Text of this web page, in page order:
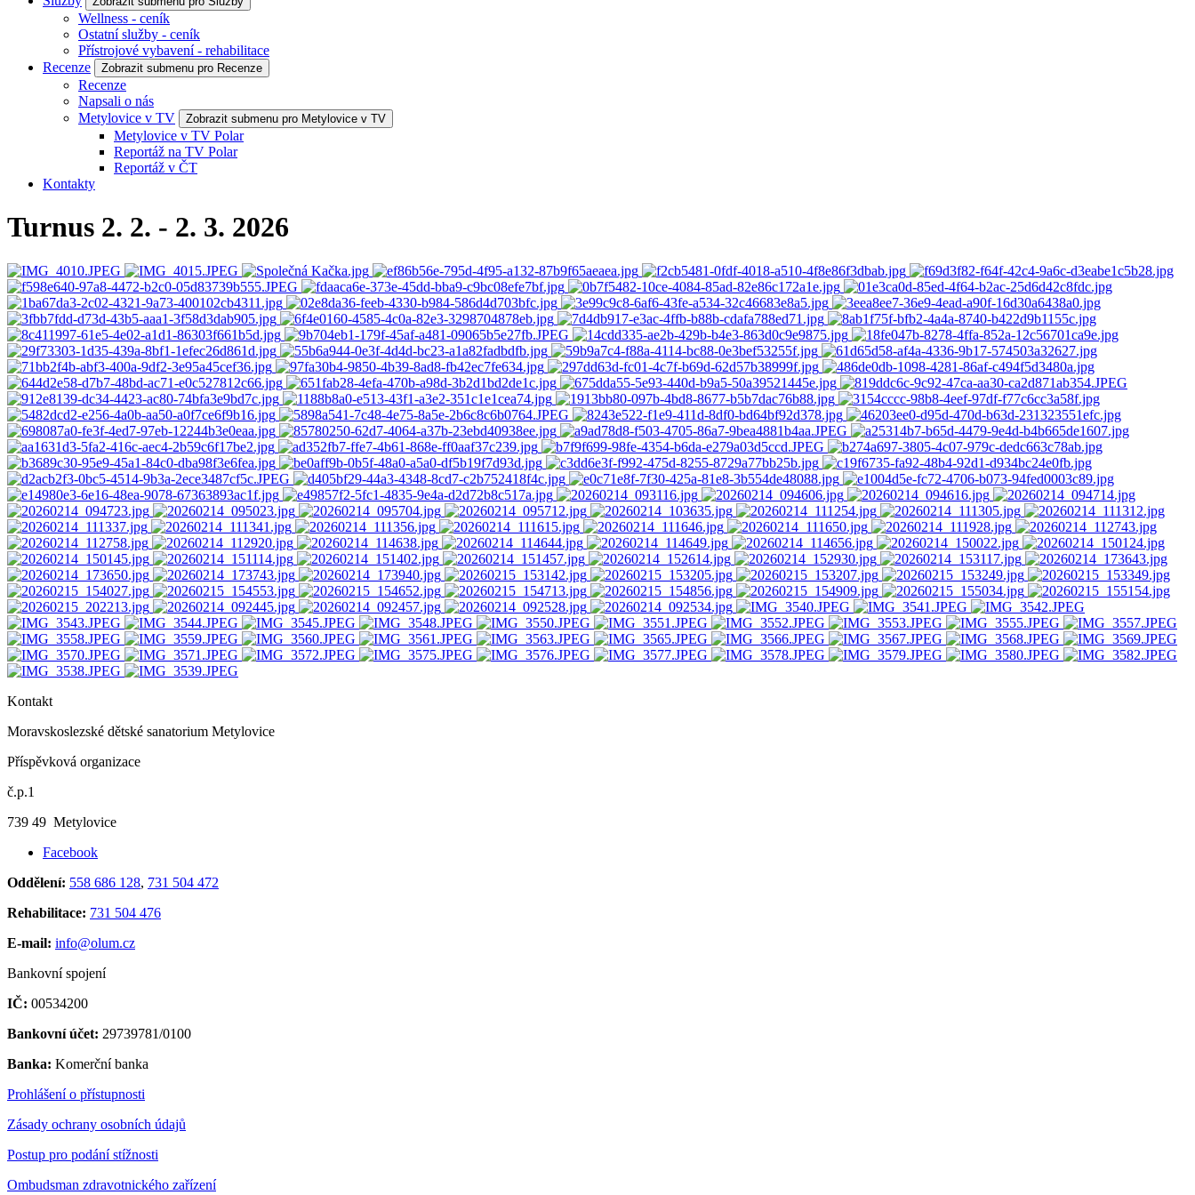
Wellness - ceník
Ostatní služby - ceník
Přístrojové vybavení - rehabilitace
Recenze
Zobrazit submenu pro Recenze
Recenze
Napsali o nás
Metylovice v TV
Zobrazit submenu pro Metylovice v TV
Metylovice v TV Polar
Reportáž na TV Polar
Reportáž v ČT
Kontakty
Turnus 2. 2. - 2. 3. 2026
Kontakt
Moravskoslezské dětské sanatorium Metylovice
Příspěvková organizace
č.p.1
739 49 Metylovice
Facebook
Oddělení: 558 686 128, 731 504 472
Rehabilitace: 731 504 476
E-mail: info@olum.cz
Bankovní spojení
IČ: 00534200
Bankovní účet: 29739781/0100
Banka: Komerční banka
Prohlášení o přístupnosti
Zásady ochrany osobních údajů
Postup pro podání stížnosti
Ombudsman zdravotnického zařízení